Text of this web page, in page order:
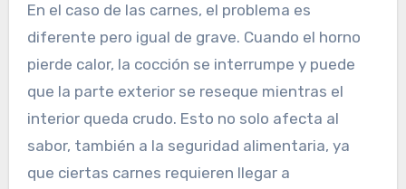
En el caso de las carnes, el problema es
diferente pero igual de grave. Cuando el horno
pierde calor, la cocción se interrumpe y puede
que la parte exterior se reseque mientras el
interior queda crudo. Esto no solo afecta al
sabor, también a la seguridad alimentaria, ya
que ciertas carnes requieren llegar a